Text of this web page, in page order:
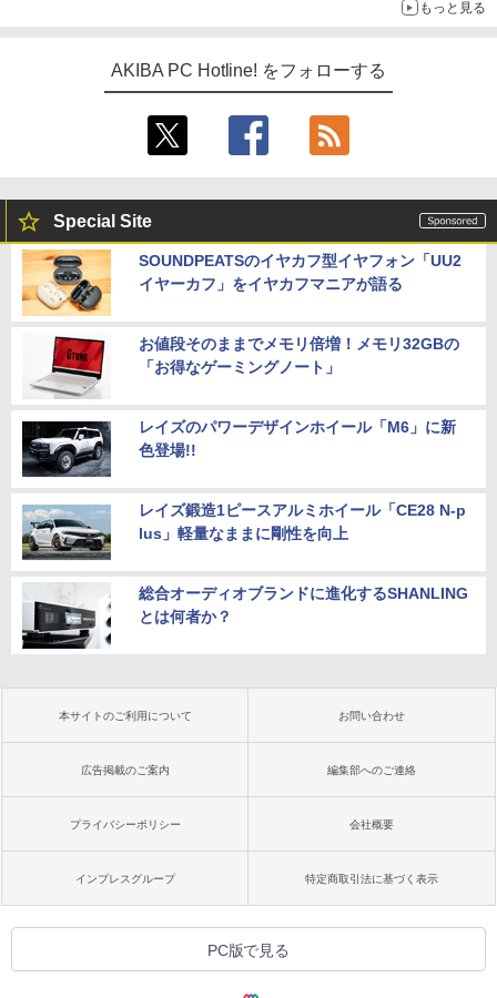
もっと見る
AKIBA PC Hotline! をフォローする
Special Site
SOUNDPEATSのイヤカフ型イヤフォン「UU2
イヤーカフ」をイヤカフマニアが語る
お値段そのままでメモリ倍増！メモリ32GBの
「お得なゲーミングノート」
レイズのパワーデザインホイール「M6」に新
色登場!!
レイズ鍛造1ピースアルミホイール「CE28 N-p
lus」軽量なままに剛性を向上
総合オーディオブランドに進化するSHANLING
とは何者か？
本サイトのご利用について お問い合わせ
広告掲載のご案内 編集部へのご連絡
プライバシーポリシー 会社概要
インプレスグループ 特定商取引法に基づく表示
PC版で見る